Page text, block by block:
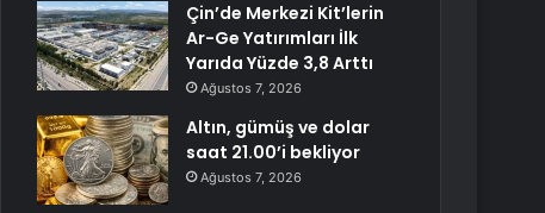
Çin’de Merkezi Kit’lerin
Ar-Ge Yatırımları İlk
Yarıda Yüzde 3,8 Arttı
Ağustos 7, 2026
Altın, gümüş ve dolar
saat 21.00’i bekliyor
Ağustos 7, 2026